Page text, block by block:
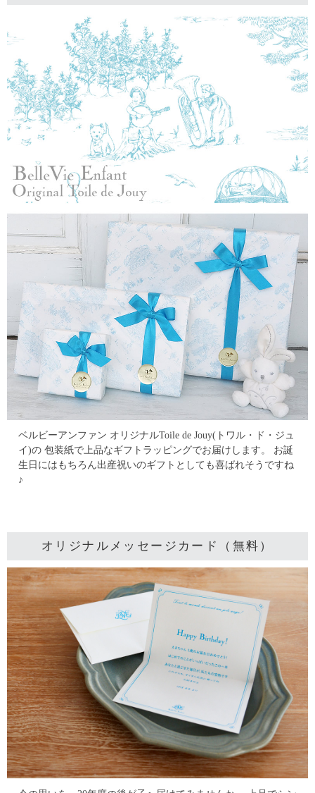
ベルビーアンファン オリジナルToile de Jouy(トワル・ド・ジュ
イ)の 包装紙で上品なギフトラッピングでお届けします。
お誕
生日にはもちろん出産祝いのギフトとしても喜ばれそうですね
♪
オリジナルメッセージカード（無料）